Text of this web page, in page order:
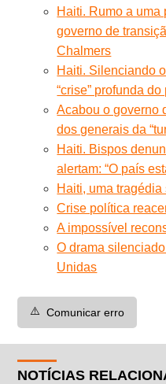
Haiti. Rumo a uma
governo de
Chalmers
Haiti. Silenciando
“crise” profunda do
Acabou o governo
dos generais da
Haiti. Bispos
alertam: “O país
Haiti, uma tragédia
Crise política
A impossível
O drama
Unidas
⚠️ Comunicar erro
NOTÍCIAS